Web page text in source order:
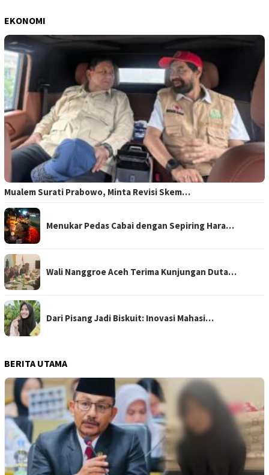
EKONOMI
Mualem Surati Prabowo, Minta Revisi Skem…
Menukar Pedas Cabai dengan Sepiring Hara…
Wali Nanggroe Aceh Terima Kunjungan Duta…
Dari Pisang Jadi Biskuit: Inovasi Mahasi…
BERITA UTAMA